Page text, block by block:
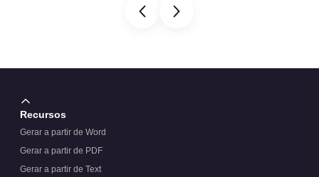
Recursos
Gerar a partir de Word
Gerar a partir de PDF
Gerar a partir de Text